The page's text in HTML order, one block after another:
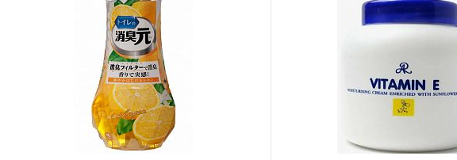
от 50 000 ₽
Конечная стоимость позиции будет указана в корзине и
Для получения скидки учитывается общая сумма
от 50 000 ₽
Конечная стоимость позиции будет
Для получения скидки учитывается
В корзину